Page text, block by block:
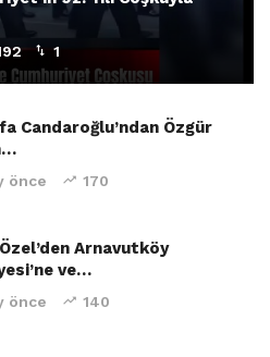
1
Candaroğlu’ndan Özgür
önce 170
Arnavutköy
ve…
önce 140